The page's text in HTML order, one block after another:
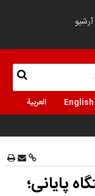
آرشیو
English العربية
پایانی؛